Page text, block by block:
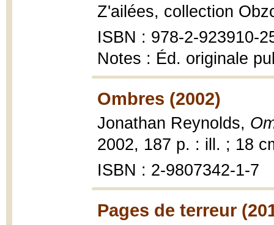
Z'ailées, collection
ISBN : 978-2-923910-
Notes : Éd. originale
Ombres (2002)
Jonathan Reynolds,
2002, 187 p. : ill. ; 18
ISBN : 2-9807342-1-7
Pages de terreur